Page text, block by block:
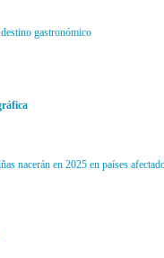
gastronómico
nacerán en 2025 en países